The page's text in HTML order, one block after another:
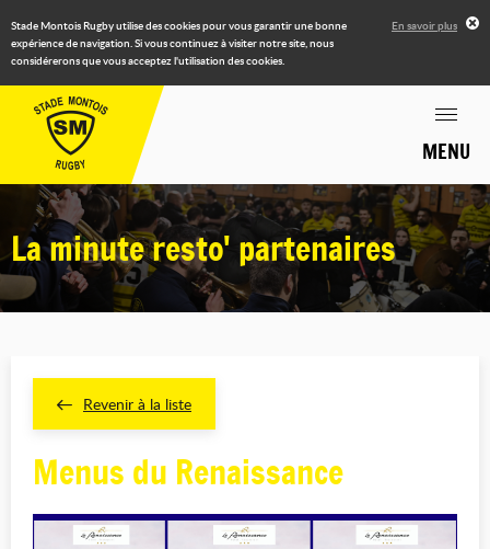
Stade Montois Rugby utilise des cookies pour vous garantir une bonne
expérience de navigation. Si vous continuez à visiter notre site, nous
considérerons que vous acceptez l'utilisation des cookies.
En savoir plus
MENU
La minute resto' partenaires
Revenir à la liste
Menus du Renaissance